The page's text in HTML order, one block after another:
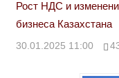
Рост НДС и
бизнеса Казахстана
30.01.2025 11:00